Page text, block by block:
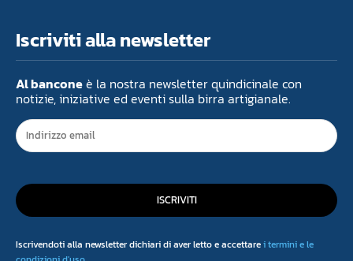
Iscriviti alla newsletter
Al banconeè la nostra newsletter quindicinale con
notizie, iniziative ed eventi sulla birra artigianale.
ISCRIVITI
Iscrivendoti alla newsletter dichiari di aver letto e accettarei termini e le